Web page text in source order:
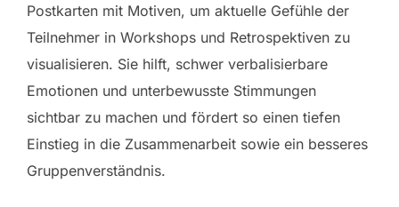
Postkarten mit Motiven, um aktuelle Gefühle der
Teilnehmer in Workshops und Retrospektiven zu
visualisieren. Sie hilft, schwer verbalisierbare
Emotionen und unterbewusste Stimmungen
sichtbar zu machen und fördert so einen tiefen
Einstieg in die Zusammenarbeit sowie ein besseres
Gruppenverständnis.